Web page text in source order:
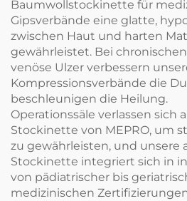
Baumwollstockinette für
Gipsverbände eine glatte,
zwischen Haut und harten
gewährleistet. Bei
venöse Ulzer verbessern
Kompressionsverbände die
beschleunigen die Heilung.
Operationssäle verlassen sich
Stockinette von MEPRO, um
zu gewährleisten, und unsere
Stockinette integriert sich in
von pädiatrischer bis
medizinischen